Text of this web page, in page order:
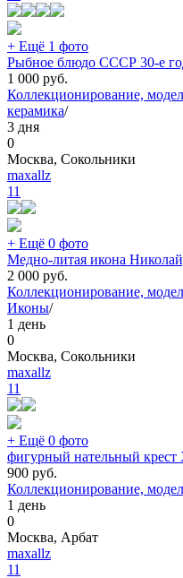
+ Ещё 1 фото
Рыбное блюдо СССР 30-е
1 000 руб.
Коллекционирование,
керамика/
3 дня
0
Москва, Сокольники
maxallz
11
+ Ещё 0 фото
Медно-литая икона
2 000 руб.
Коллекционирование,
Иконы/
1 день
0
Москва, Сокольники
maxallz
11
+ Ещё 0 фото
фигурный нательный
900 руб.
Коллекционирование,
1 день
0
Москва, Арбат
maxallz
11